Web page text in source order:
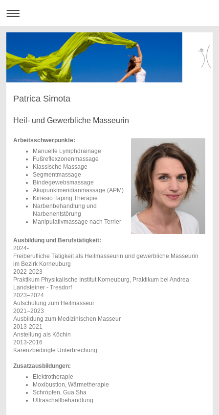
Patrica Simota
Heil- und Gewerbliche Masseurin
Arbeitsschwerpunkte:
Manuelle Lymphdrainage
Fußreflexzonenmassage
Klassische Massage
Segmentmassage
Bindegewebsmassage
Akupunktmeridianmassage (APM)
Kinesio Taping Therapie
Narbenbehandlung und
Narbenentstörung
Manipulativmassage nach Terrier
Ausbildung und Berufstätigkeit:
2024-
Freiberufliche Tätigkeit als Heilmasseurin und gewerbliche Masseurin
im Bezirk Korneuburg
2022-2023
Praktikum Physikalische Institut Korneuburg, Praktikum bei Andrea
Landsteiner - Tresdorf
2023–2024
Aufschulung zum Heilmasseur
2021–2023
Ausbildung zum Medizinischen Masseur
2013-2021
Anstellung als Köchin
2013-2016
Karenzbedingte Unterbrechung
Zusatzausbildungen:
Elektrotherapie
Moxibustion, Wärmetherapie
Schröpfen, Gua Sha
Ultraschallbehandlung